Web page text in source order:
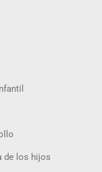
de los hijos